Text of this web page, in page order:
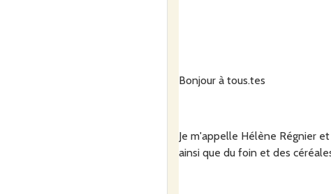
Bonjour à tous.tes
Je m'appelle Hélène Régnier
ainsi que du foin et des